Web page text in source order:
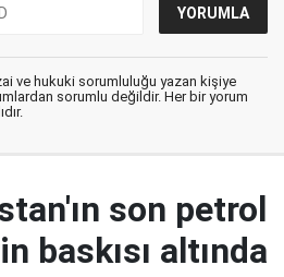
ve hukuki sorumluluğu yazan kişiye
sorumlu değildir. Her bir yorum
son petrol
baskısı altında